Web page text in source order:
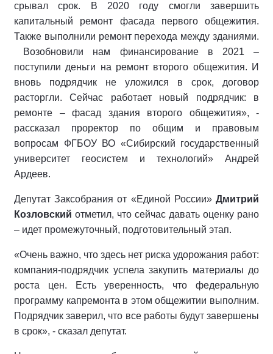
срывал срок. В 2020 году смогли завершить
капитальный ремонт фасада первого общежития.
Также выполнили ремонт перехода между зданиями.
Возобновили нам финансирование в 2021 –
поступили деньги на ремонт второго общежития. И
вновь подрядчик не уложился в срок, договор
расторгли. Сейчас работает новый подрядчик: в
ремонте – фасад здания второго общежития», -
рассказал проректор по общим и правовым
вопросам ФГБОУ ВО «Сибирский государственный
университет геосистем и технологий» Андрей
Ардеев.
Депутат Заксобрания от «Единой России» Дмитрий
Козловский отметил, что сейчас давать оценку рано
– идет промежуточный, подготовительный этап.
«Очень важно, что здесь нет риска удорожания работ:
компания-подрядчик успела закупить материалы до
роста цен. Есть уверенность, что федеральную
программу капремонта в этом общежитии выполним.
Подрядчик заверил, что все работы будут завершены
в срок», - сказал депутат.